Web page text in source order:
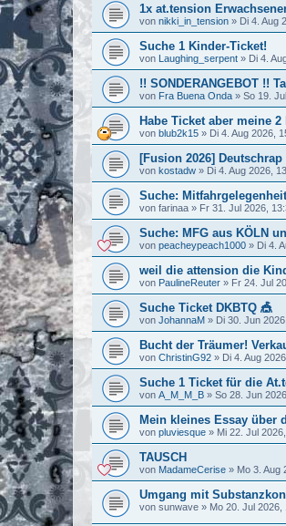
1x at.tension
von nikki_in_tension » Di 4. Aug
Suche 1 Kinder-Ticket!
von Laughing_serpent » Di 4.
!! SONDERANGEBOT !!
von Fra Buena Onda » So 19.
Habe Ticket aber meine
von blub2k15 » Di 4. Aug 2026,
[Fusion 2026]
von kostadw » Di 4. Aug 2026,
Suche:
von farinaa » Fr 31. Jul 2026,
Suche: MFG aus KÖLN
von peacheypeach1000 » Di 4.
weil die attension die
von PaulineReuter » Fr 24. Jul
Suche Ticket DKBTQ 🎪
von JohannaM » Di 30. Jun
Bucht der Träumer!
von ChristinG92 » Di 4. Aug
Suche 1 Ticket für die
von A_M_M_B » So 28. Jun
Mein kleines Essay über
von pluviesque » Mi 22. Jul
TAUSCH
von MadameCerise » Mo 3. Aug
Umgang mit
von sunwave » Mo 20. Jul 2026,